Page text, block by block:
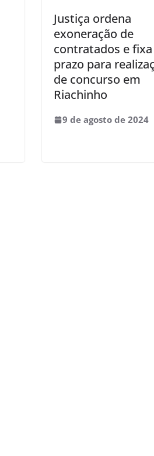
Justiça ordena
exoneração de
contratados e fixa
prazo para
de concurso em
Riachinho
9 de agosto de 2024